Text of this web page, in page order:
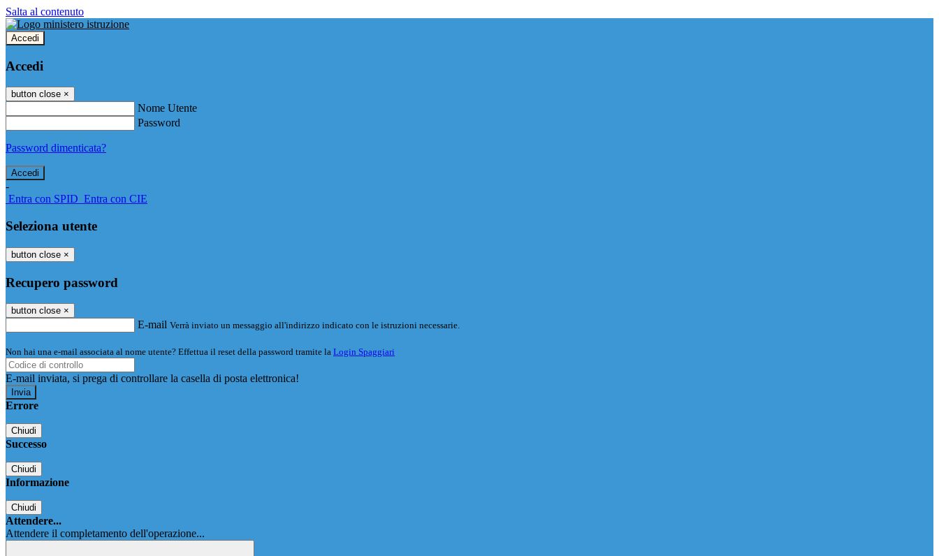
Salta al contenuto
Accedi
Accedi
button close ×
Nome Utente
Password
Password dimenticata?
-
Entra con SPID Entra con CIE
Seleziona utente
button close ×
Recupero password
button close ×
E-mail Verrà inviato un messaggio all'indirizzo indicato con le istruzioni necessarie.
Non hai una e-mail associata al nome utente? Effettua il reset della password tramite la Login Spaggiari
E-mail inviata, si prega di controllare la casella di posta elettronica!
Errore
Chiudi
Successo
Chiudi
Informazione
Chiudi
Attendere...
Attendere il completamento dell'operazione...